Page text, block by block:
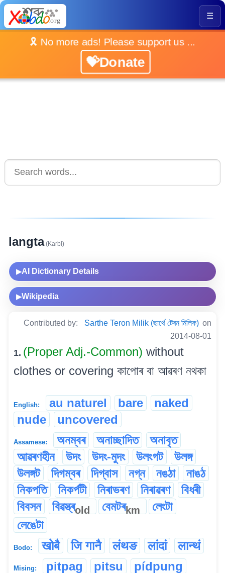
☰
🎗️ No more ads! Please support us ...
💝Donate
langta(Karbi)
▶AI Dictionary Details
▶Wikipedia
Contributed by: Sarthe Teron Milik (ছাৰ্থে টেৰন মিলিক) on
2014-08-01
1. (Proper Adj.-Common) without
clothes or covering কাপোৰ বা আৱৰণ নথকা
English: au naturel bare
naked
nude
uncovered
Assamese: অনম্বৰ অনাচ্ছাদিত
অনাবৃত
আৱৰণহীন
উদং উদং-মুদং উলংগট
উলঙ্গ
উলঙ্গট
দিগম্বৰ দিগ্বাস নগ্ন নঙঠা
নাঙঠ
নিকপতি
নিকৰ্পটী নিৰাভৰণ নিৰাৱৰণ
বিধৰী
বিবসন
বিৱস্ত্ৰold বেমটৰkm
লেংটা
লেঙেটা
Bodo: खोबै जि गानै लंथङ लांदां लान्थं
Mising: pitpag pitsu
pídpung